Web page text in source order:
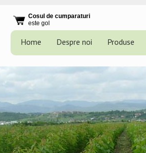
Cosul de cumparaturi
este gol
Home Despre noi Produse